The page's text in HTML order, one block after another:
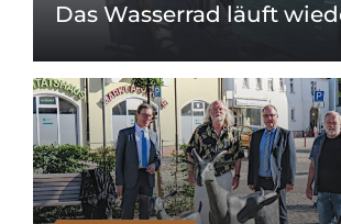
Das Wasserrad läuft